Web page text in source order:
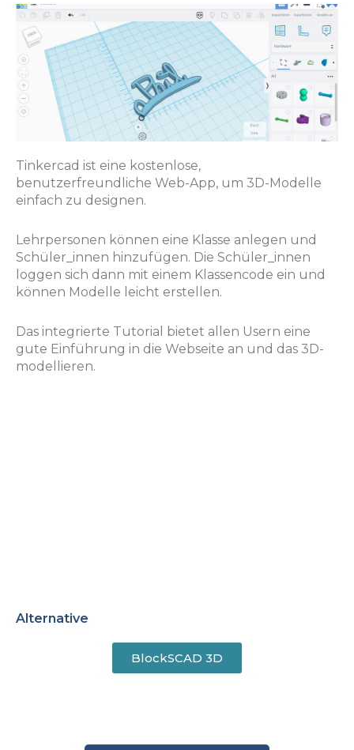
Tinkercad ist eine kostenlose,
benutzerfreundliche Web-App, um 3D-Modelle
einfach zu designen.
Lehrpersonen können eine Klasse anlegen und
Schüler_innen hinzufügen. Die Schüler_innen
loggen sich dann mit einem Klassencode ein und
können Modelle leicht erstellen.
Das integrierte Tutorial bietet allen Usern eine
gute Einführung in die Webseite an und das 3D-
modellieren.
Alternative
BlockSCAD 3D